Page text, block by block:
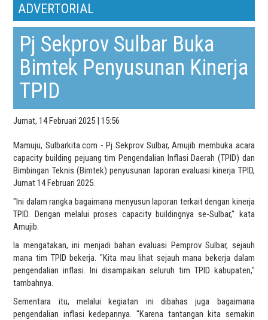
ADVERTORIAL
Pj Sekprov Sulbar Buka
Bimtek Penyusunan Kinerja
TPID
Jumat, 14 Februari 2025 | 15:56
Mamuju, Sulbarkita.com - Pj Sekprov Sulbar, Amujib membuka acara
capacity building pejuang tim Pengendalian Inflasi Daerah (TPID) dan
Bimbingan Teknis (Bimtek) penyusunan laporan evaluasi kinerja TPID,
Jumat 14 Februari 2025.
"Ini dalam rangka bagaimana menyusun laporan terkait dengan kinerja
TPID. Dengan melalui proses capacity buildingnya se-Sulbar," kata
Amujib.
Ia mengatakan, ini menjadi bahan evaluasi Pemprov Sulbar, sejauh
mana tim TPID bekerja. "Kita mau lihat sejauh mana bekerja dalam
pengendalian inflasi. Ini disampaikan seluruh tim TPID kabupaten,"
tambahnya.
Sementara itu, melalui kegiatan ini dibahas juga bagaimana
pengendalian inflasi kedepannya. "Karena tantangan kita semakin